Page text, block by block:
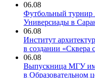
06.08
Футбольный турнир
Универсиады в
06.08
Институт
в создании «Сквера
06.08
Выпускница МГУ
в Образовательном